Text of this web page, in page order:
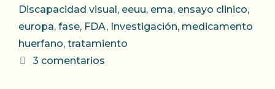
Discapacidad visual , eeuu, ema, ensayo clinico,
europa, fase, FDA, Investigación, medicamento
huerfano, tratamiento
3 comentarios